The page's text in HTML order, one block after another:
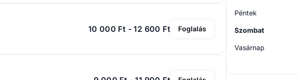
10 000 Ft - 12 600 Ft Foglalás
Péntek
Szombat
Vasárnap